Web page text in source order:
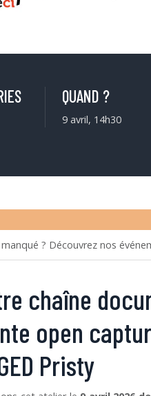
QUAND ?
9 avril, 14h30
manqué ? Découvrez nos
chaîne
open
Pristy